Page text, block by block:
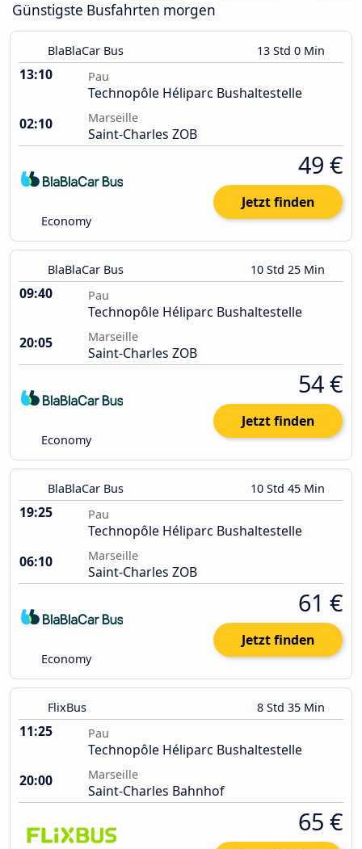
Günstigste Busfahrten morgen
BlaBlaCar Bus 13 Std 0 Min
13:10 Pau
Technopôle Héliparc Bushaltestelle
02:10
Marseille
Saint-Charles ZOB
Economy
49 €
Jetzt finden
BlaBlaCar Bus 10 Std 25 Min
09:40 Pau
Technopôle Héliparc Bushaltestelle
20:05
Marseille
Saint-Charles ZOB
Economy
54 €
Jetzt finden
BlaBlaCar Bus 10 Std 45 Min
19:25 Pau
Technopôle Héliparc Bushaltestelle
06:10
Marseille
Saint-Charles ZOB
Economy
61 €
Jetzt finden
FlixBus 8 Std 35 Min
11:25 Pau
Technopôle Héliparc Bushaltestelle
20:00
Marseille
Saint-Charles Bahnhof
65 €